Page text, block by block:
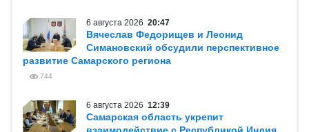
6 августа 2026 20:47
Вячеслав Федорищев и Леонид
Симановский обсудили перспективное
развитие Самарского региона
744
6 августа 2026 12:39
Самарская область укрепит